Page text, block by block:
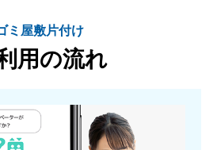
ミ屋敷片付け
用の流れ